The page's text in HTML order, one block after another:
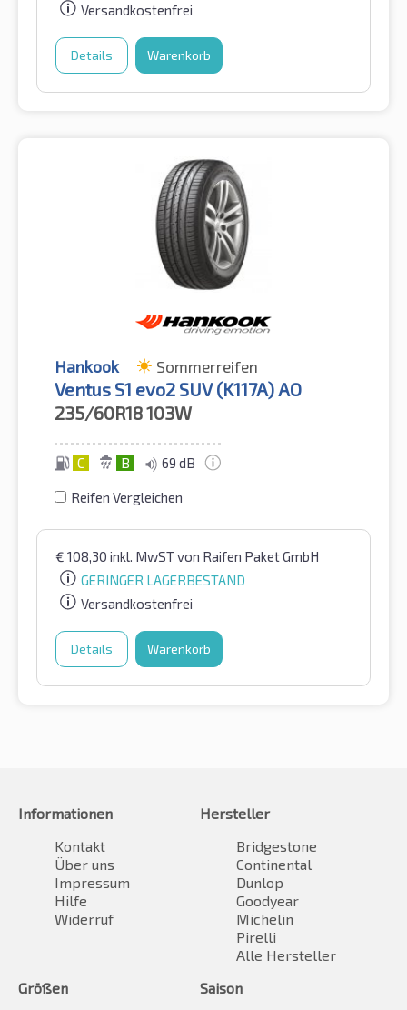
Versandkostenfrei
Details Warenkorb
Hankook Sommerreifen
Ventus S1 evo2 SUV (K117A) AO
235/60R18103W
C B 69 dB
Reifen Vergleichen
€ 108,30 inkl. MwSTvon Raifen Paket GmbH
GERINGER LAGERBESTAND
Versandkostenfrei
Details Warenkorb
Informationen
Kontakt
Über uns
Impressum
Hilfe
Widerruf
Hersteller
Bridgestone
Continental
Dunlop
Goodyear
Michelin
Pirelli
Alle Hersteller
Größen
Saison